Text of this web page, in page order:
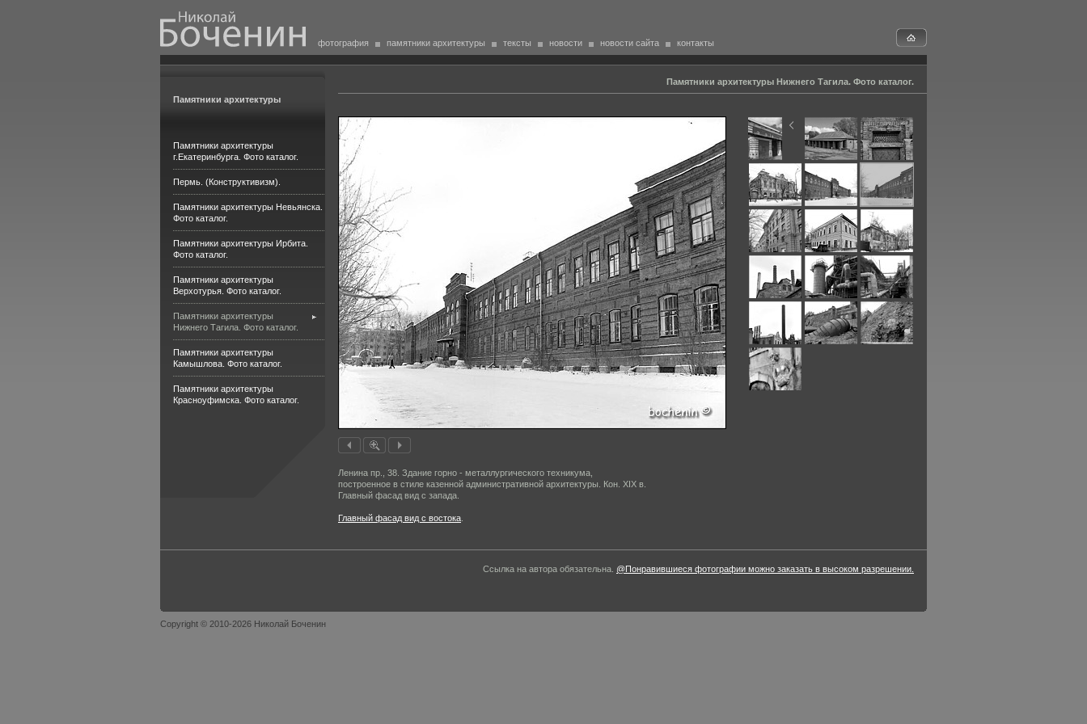
фотография памятники архитектуры тексты новости новости сайта контакты
Памятники архитектуры
Памятники архитектуры
г.Екатеринбурга. Фото каталог.
Пермь. (Конструктивизм).
Памятники архитектуры Невьянска.
Фото каталог.
Памятники архитектуры Ирбита.
Фото каталог.
Памятники архитектуры
Верхотурья. Фото каталог.
Памятники архитектуры
Нижнего Тагила. Фото каталог.
Памятники архитектуры
Камышлова. Фото каталог.
Памятники архитектуры
Красноуфимска. Фото каталог.
Памятники архитектуры Нижнего Тагила. Фото каталог.
Ленина пр., 38. Здание горно - металлургического техникума,
построенное в стиле казенной административной архитектуры. Кон. XIX в.
Главный фасад вид с запада.
Главный фасад вид с востока
Ссылка на автора обязательна. @Понравившиеся фотографии можно заказать в высоком разрешении.
Copyright © 2010-2026 Николай Боченин